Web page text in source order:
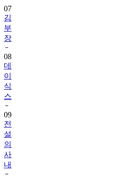
07
김
부
장
08
데
이
식
스
09
전
설
의
사
내